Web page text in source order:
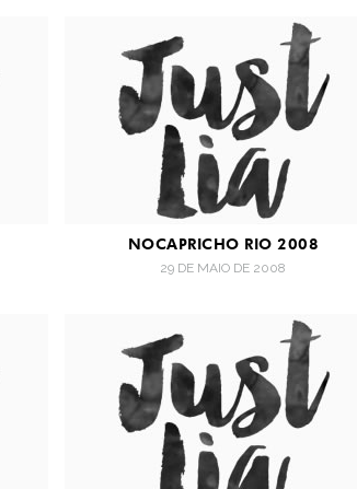
NOCAPRICHO RIO 2008
29 DE MAIO DE 2008